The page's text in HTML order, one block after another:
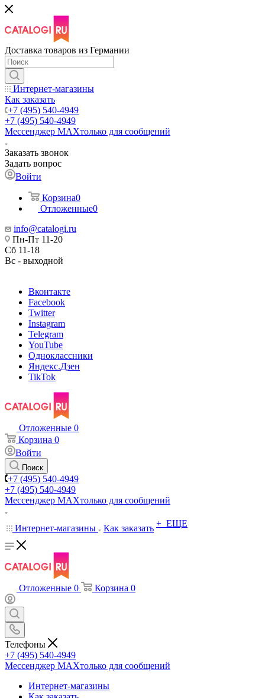
Доставка товаров из Германии
Интернет-магазины
Как заказать
+7 (495) 540-4949
+7 (495) 540-4949
Мессенджер МАХтолько для сообщений
Заказать звонок
Задать вопрос
Войти
Корзина0
Отложенные0
info@catalogi.ru
Пн-Пт 11-20
Сб 11-18
Вс - выходной
Вконтакте
Facebook
Twitter
Instagram
Telegram
YouTube
Одноклассники
Яндекс.Дзен
TikTok
Отложенные 0
Корзина 0
Войти
Поиск
+7 (495) 540-4949
+7 (495) 540-4949
Мессенджер МАХтолько для сообщений
Интернет-магазины Как заказать + ЕЩЕ
Отложенные 0 Корзина 0
Телефоны
+7 (495) 540-4949
Мессенджер МАХтолько для сообщений
Интернет-магазины